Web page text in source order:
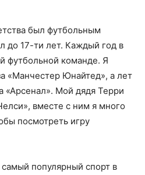
был футбольным
до 17-ти лет. Каждый год в
футбольной команде. Я
«Манчестер Юнайтед», а лет
«Арсенал». Мой дядя Терри
вместе с ним я много
посмотреть игру
популярный спорт в